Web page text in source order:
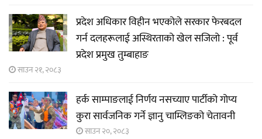
प्रदेश अधिकार विहीन भएकोले सरकार फेरबदल
गर्न दलहरूलाई अस्थिरताको खेल सजिलो : पूर्व
प्रदेश प्रमुख तुम्बाहाङ
साउन २१, २०८३
हर्क साम्पाङलाई निर्णय नसच्याए पार्टीको गोप्य
कुरा सार्वजनिक गर्ने ज्ञानु चाम्लिङको चेतावनी
साउन २०, २०८३